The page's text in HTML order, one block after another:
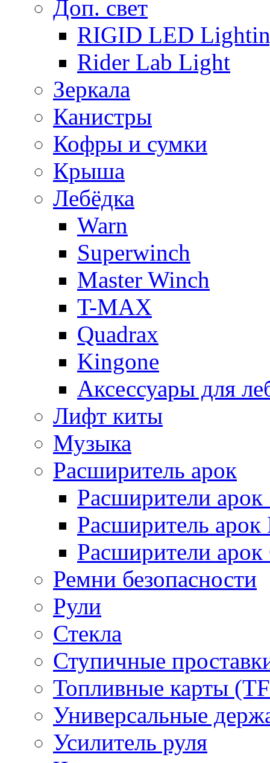
Доп. свет
RIGID LED
Rider Lab Light
Зеркала
Канистры
Кофры и сумки
Крыша
Лебёдка
Warn
Superwinch
Master Winch
T-MAX
Quadrax
Kingone
Аксессуары для
Лифт киты
Музыка
Расширитель арок
Расширители
Расширитель
Расширители
Ремни безопасности
Рули
Стекла
Ступичные
Топливные карты
Универсальные
Усилитель руля